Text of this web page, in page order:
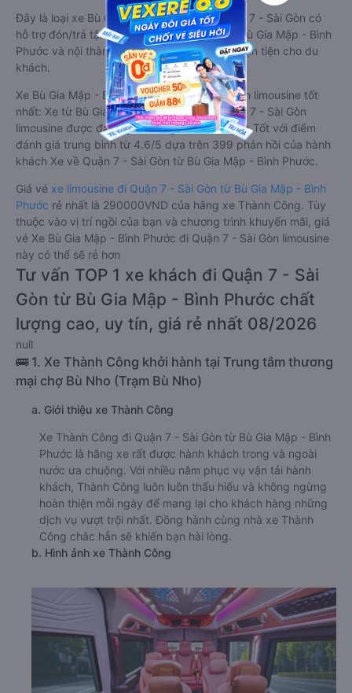
Đây là loại xe Bù Gia Mập - Bình Phước Quận 7 - Sài Gòn có
hỗ trợ đón/trả tận nơi miễn phí tại nội thành Bù Gia Mập - Bình
Phước và nội thành Quận 7 - Sài Gòn, rất thuận tiện cho du
khách.
Xe Bù Gia Mập - Bình Phước Quận 7 - Sài Gòn limousine tốt
nhất: Xe từ Bù Gia Mập - Bình Phước đi Quận 7 - Sài Gòn
limousine được đánh giá chung có chất lượng Tốt với điểm
đánh giá trung bình từ 4.6/5 dựa trên 399 phản hồi của hành
khách Xe về Quận 7 - Sài Gòn từ Bù Gia Mập - Bình Phước.
Giá vé xe limousine đi Quận 7 - Sài Gòn từ Bù Gia Mập - Bình
Phước rẻ nhất là 290000VND của hãng xe Thành Công. Tùy
thuộc vào vị trí ngồi của bạn và chương trình khuyến mãi, giá
vé Xe Bù Gia Mập - Bình Phước đi Quận 7 - Sài Gòn limousine
này có thể sẽ rẻ hơn
Tư vấn TOP 1 xe khách đi Quận 7 - Sài
Gòn từ Bù Gia Mập - Bình Phước chất
lượng cao, uy tín, giá rẻ nhất 08/2026
null
🚌 1. Xe Thành Công khởi hành tại Trung tâm thương
mại chợ Bù Nho (Trạm Bù Nho)
a. Giới thiệu xe Thành Công
Xe Thành Công đi Quận 7 - Sài Gòn từ Bù Gia Mập - Bình
Phước là hãng xe rất được hành khách trong và ngoài
nước ưa chuộng. Với nhiều năm phục vụ vận tải hành
khách, Thành Công luôn luôn thấu hiểu và không ngừng
hoàn thiện mỗi ngày để mang lại cho khách hàng những
dịch vụ vượt trội nhất. Đồng hành cùng nhà xe Thành
Công chắc hẳn sẽ khiến bạn hài lòng.
b. Hình ảnh xe Thành Công